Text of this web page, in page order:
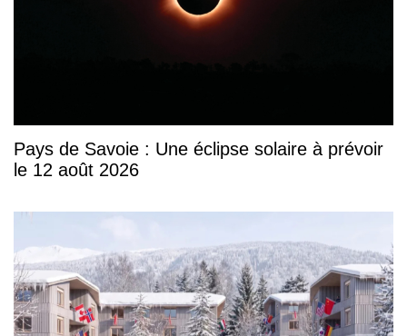
Pays de Savoie : Une éclipse solaire à prévoir
le 12 août 2026